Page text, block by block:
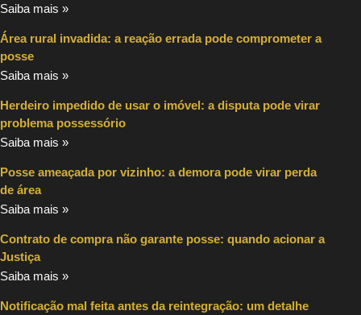
Saiba mais »
Área rural invadida: a reação errada pode comprometer a
posse
Saiba mais »
Herdeiro impedido de usar o imóvel: a disputa pode virar
problema possessório
Saiba mais »
Posse ameaçada por vizinho: a demora pode virar perda
de área
Saiba mais »
Contrato de compra não garante posse: quando acionar a
Justiça
Saiba mais »
Notificação mal feita antes da reintegração: um detalhe